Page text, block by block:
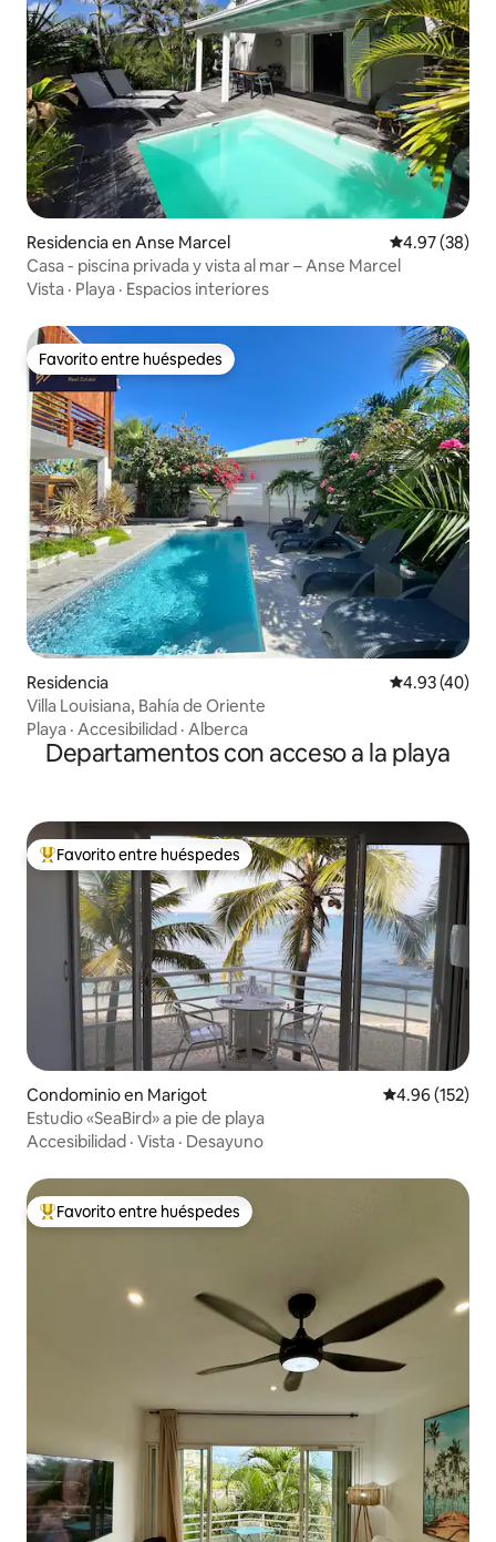
Residencia en Anse Marcel Calificación
4.97 (38)
Casa - piscina privada y vista al mar – Anse Marcel
Vista · Playa · Espacios interiores
Favorito entre huéspedes
Favorito entre huéspedes
Residencia Calificación
4.93 (40)
Villa Louisiana, Bahía de Oriente
Playa · Accesibilidad · Alberca
Departamentos con acceso a la playa
De los mejores en Favorito entre huéspedes
Favorito entre huéspedes
Condominio en Marigot Calificación
4.96 (152)
Estudio «SeaBird» a pie de playa
Accesibilidad · Vista · Desayuno
De los mejores en Favorito entre huéspedes
Favorito entre huéspedes